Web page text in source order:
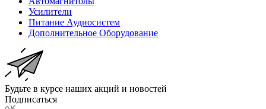
Усилители
Питание Аудиосистем
Дополнительное Оборудование
Будьте в курсе наших акций и новостей
Подписаться